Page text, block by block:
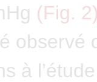
(Fig.
observé
à